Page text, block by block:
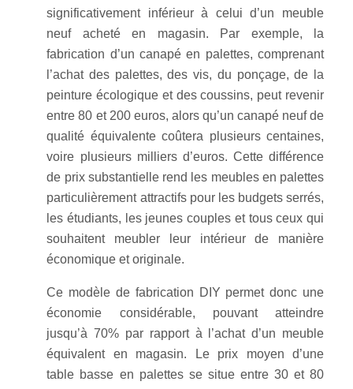
significativement inférieur à celui d’un meuble
neuf acheté en magasin. Par exemple, la
fabrication d’un canapé en palettes, comprenant
l’achat des palettes, des vis, du ponçage, de la
peinture écologique et des coussins, peut revenir
entre 80 et 200 euros, alors qu’un canapé neuf de
qualité équivalente coûtera plusieurs centaines,
voire plusieurs milliers d’euros. Cette différence
de prix substantielle rend les meubles en palettes
particulièrement attractifs pour les budgets serrés,
les étudiants, les jeunes couples et tous ceux qui
souhaitent meubler leur intérieur de manière
économique et originale.
Ce modèle de fabrication DIY permet donc une
économie considérable, pouvant atteindre
jusqu’à 70% par rapport à l’achat d’un meuble
équivalent en magasin. Le prix moyen d’une
table basse en palettes se situe entre 30 et 80